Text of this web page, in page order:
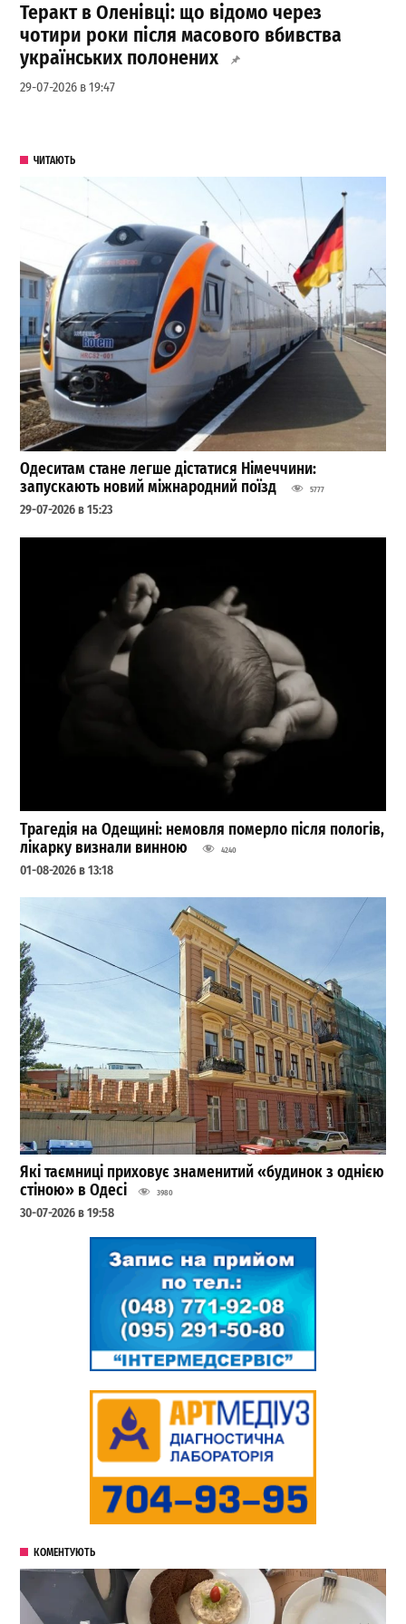
Теракт в Оленівці: що відомо через
чотири роки після масового вбивства
українських полонених
29-07-2026 в 19:47
ЧИТАЮТЬ
Одеситам стане легше дістатися Німеччини:
запускають новий міжнародний поїзд
5777
29-07-2026 в 15:23
Трагедія на Одещині: немовля померло після пологів,
лікарку визнали винною
4240
01-08-2026 в 13:18
Які таємниці приховує знаменитий «будинок з однією
стіною» в Одесі
3980
30-07-2026 в 19:58
КОМЕНТУЮТЬ